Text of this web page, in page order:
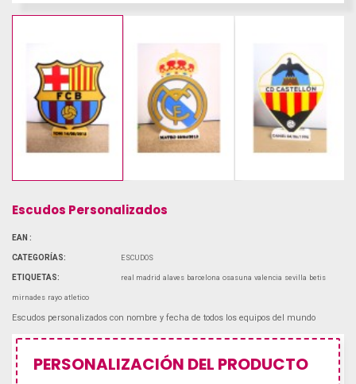
Escudos Personalizados
EAN :
CATEGORÍAS: ESCUDOS
ETIQUETAS: real madrid alaves barcelona osasuna valencia sevilla betis
mirnades rayo atletico
Escudos personalizados con nombre y fecha de todos los equipos del mundo
PERSONALIZACIÓN DEL PRODUCTO